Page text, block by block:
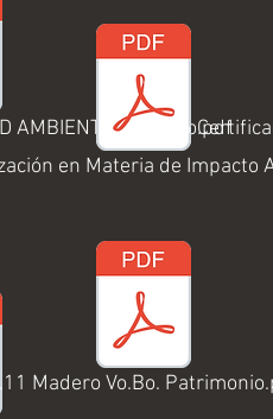
AMBIENTAL Madero.pdf
en Materia de Impacto
3.06
3.11 Madero Vo.Bo.